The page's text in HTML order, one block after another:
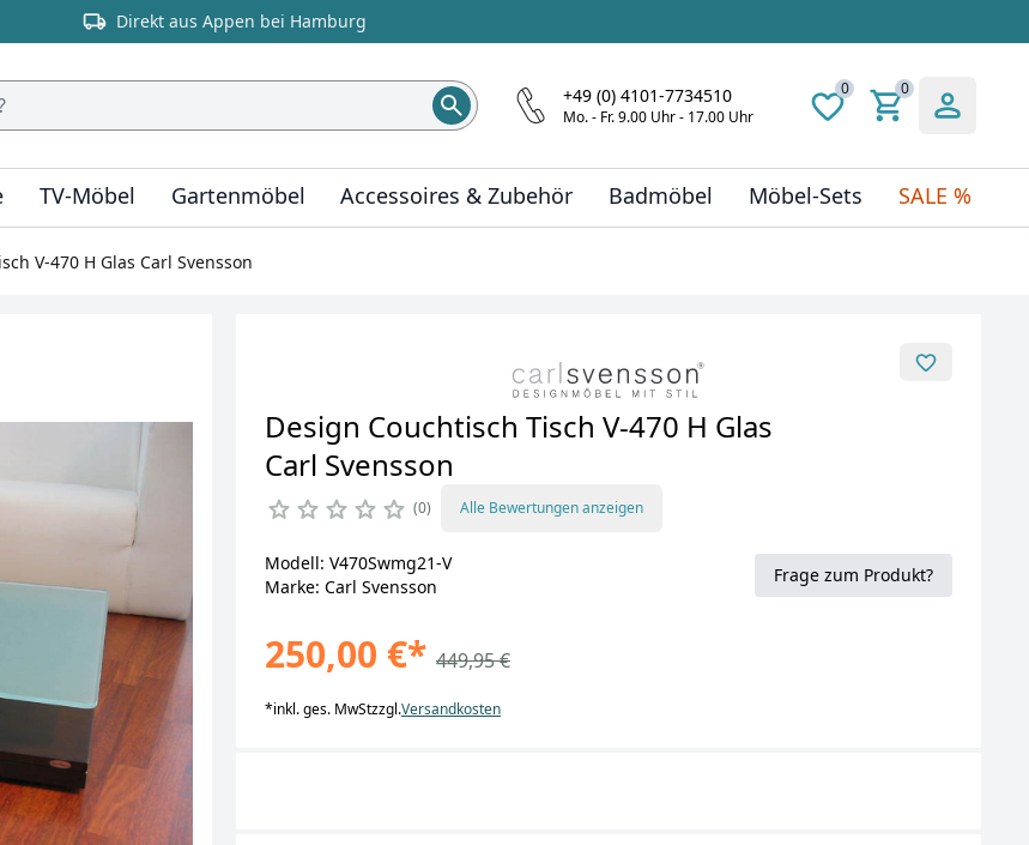
Direkt aus Appen bei Hamburg
+49 (0) 4101-7734510
Mo. - Fr. 9.00 Uhr - 17.00 Uhr
0 0
TV-Möbel Gartenmöbel Accessoires & Zubehör Badmöbel Möbel-Sets SALE %
V-470 H Glas Carl Svensson
Design Couchtisch Tisch V-470 H Glas
Carl Svensson
0 Alle Bewertungen anzeigen
Modell: V470Swmg21-V
Marke: Carl Svensson
Frage zum Produkt?
250,00 €* 449,95 €
*inkl. ges. MwStzzgl.Versandkosten